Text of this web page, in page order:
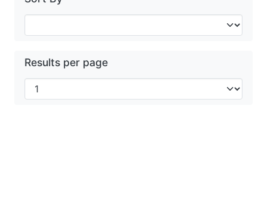
Results per page